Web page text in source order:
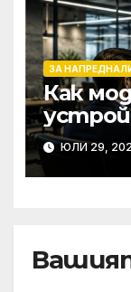
ЗА
Как
за
ЮЛИ 29,